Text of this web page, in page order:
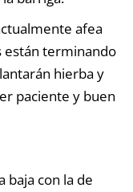
afea
están terminando
hierba y
paciente y buen
baja con la de